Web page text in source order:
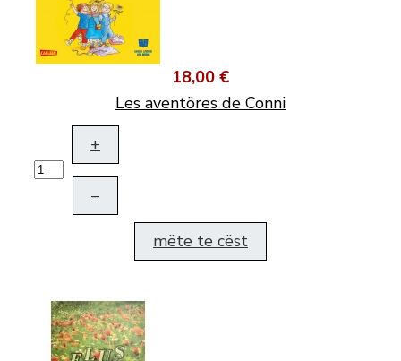
18,00 €
Les aventöres de Conni
+
–
mëte te cëst